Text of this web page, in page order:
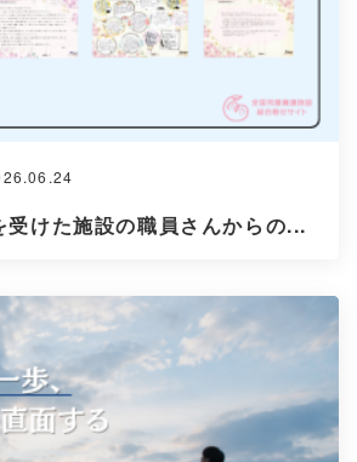
けた施設の職員さんからの...